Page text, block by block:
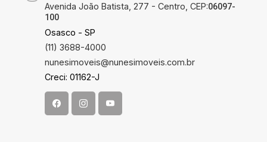
Avenida João Batista, 277 - Centro, CEP:06097-
100
Osasco - SP
(11) 3688-4000
nunesimoveis@nunesimoveis.com.br
Creci: 01162-J